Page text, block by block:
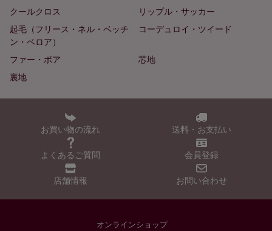
クールクロス
リップル・サッカー
起毛（フリース・ネル・ベッチ
ン・ベロア）
コーデュロイ・ツイード
ファー・ボア
芯地
裏地
お買い物の流れ 送料・お支払い
よくあるご質問 会員登録
店舗情報 お問い合わせ
オンラインショップ